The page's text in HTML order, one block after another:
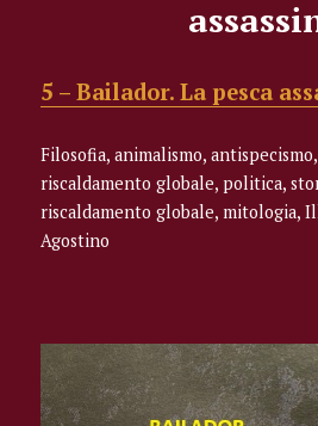
5 – Bailador. La pesca
Filosofia, animalismo,
riscaldamento globale, politica,
riscaldamento globale, mitologia,
Agostino